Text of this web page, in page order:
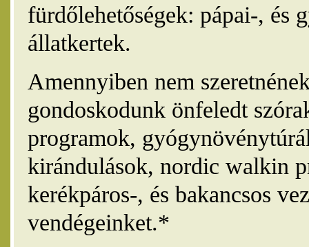
fürdőlehetőségek: pápai-, és
állatkertek.
Amennyiben nem
gondoskodunk önfeledt
programok,
kirándulások, nordic walkin
kerékpáros-, és bakancsos
vendégeinket.*